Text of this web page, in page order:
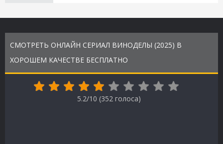
СМОТРЕТЬ ОНЛАЙН СЕРИАЛ ВИНОДЕЛЫ (2025) В
ХОРОШЕМ КАЧЕСТВЕ БЕСПЛАТНО
5.2/10 (352 голоса)